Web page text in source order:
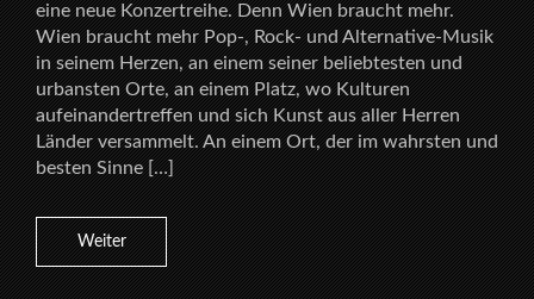
eine neue Konzertreihe. Denn Wien braucht mehr.
Wien braucht mehr Pop-, Rock- und Alternative-Musik
in seinem Herzen, an einem seiner beliebtesten und
urbansten Orte, an einem Platz, wo Kulturen
aufeinandertreffen und sich Kunst aus aller Herren
Länder versammelt. An einem Ort, der im wahrsten und
besten Sinne […]
Weiter